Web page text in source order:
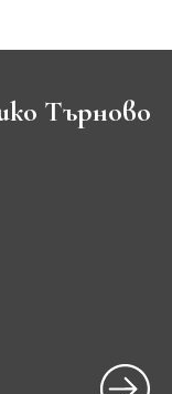
Търново